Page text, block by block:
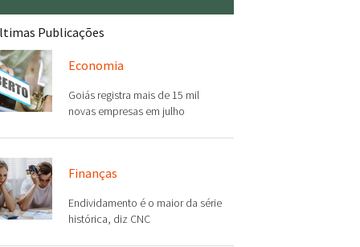
Publicações
Economia
Goiás registra mais de 15 mil
novas empresas em julho
Finanças
Endividamento é o maior da série
histórica, diz CNC